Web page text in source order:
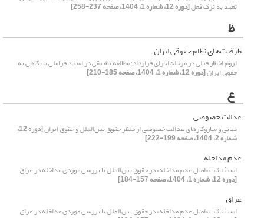
تعهد به ترک فعل[دوره 12، شماره 1، 1404، صفحه 237-258]
ظ
ظرفیت‌های نظام حقوقی ایران
لزوم اخطار قبلی در مرحله اجرای قرارداد؛ مطالعه تطبیقی در اسناد فراملی با نگاهی به
حقوق ایران[دوره 12، شماره 1، 1404، صفحه 185-210]
ع
عدالت خصوصی
مبانی و سازوکارهای عدالت خصوصی از منظر حقوق بین‌الملل و حقوق ایران [دوره 12،
شماره 2، 1404، صفحه 199-222]
عدم مداخله
استثنائات «اصل عدم مداخله» در حقوق بین‌الملل با بررسی موردی مداخله در عراق
[دوره 12، شماره 1، 1404، صفحه 157-184]
عراق
استثنائات «اصل عدم مداخله» در حقوق بین‌الملل با بررسی موردی مداخله در عراق